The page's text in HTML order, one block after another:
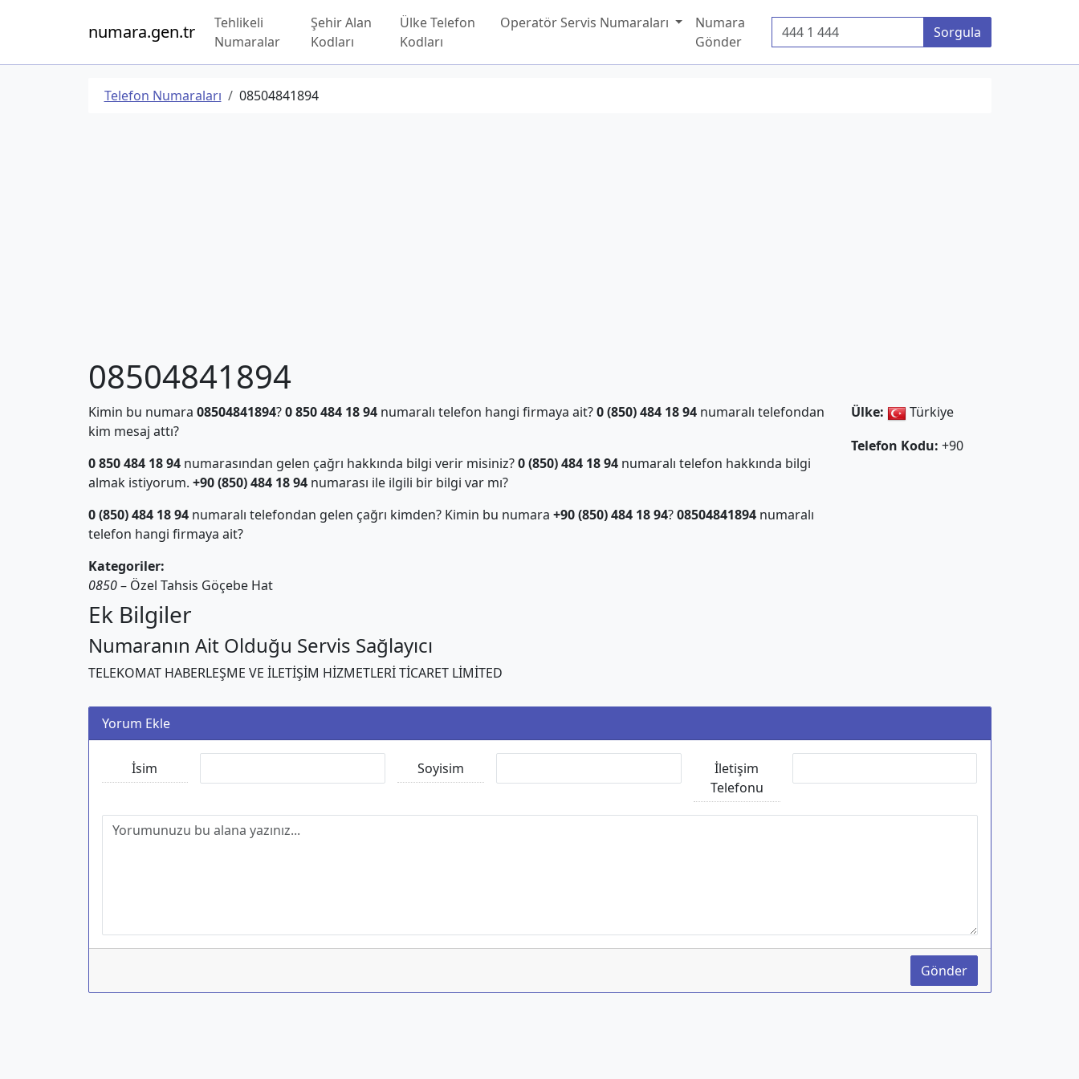
numara.gen.tr
Tehlikeli
Numaralar
Şehir Alan
Kodları
Ülke Telefon
Kodları
Operatör Servis Numaraları
Numara
Gönder
Telefon Numarası Sorgula
Telefon Numaraları 08504841894
08504841894
Kimin bu numara 08504841894?0 850 484 18 94numaralı telefon hangi firmaya ait?0 (850) 484 18 94numaralı telefondan
kim mesaj attı?
0 850 484 18 94numarasından gelen çağrı hakkında bilgi verir misiniz?0 (850) 484 18 94numaralı telefon hakkında bilgi
almak istiyorum. +90 (850) 484 18 94numarası ile ilgili bir bilgi var mı?
0 (850) 484 18 94numaralı telefondan gelen çağrı kimden? Kimin bu numara +90 (850) 484 18 94?08504841894numaralı
telefon hangi firmaya ait?
Kategoriler:
0850– Özel Tahsis Göçebe Hat
Ülke:
Türkiye
Telefon Kodu: +90
Ek Bilgiler
Numaranın Ait Olduğu Servis Sağlayıcı
TELEKOMAT HABERLEŞME VE İLETİŞİM HİZMETLERİ TİCARET LİMİTED
Yorum Ekle
İsim Soyisim
İletişim
Telefonu
Gönder